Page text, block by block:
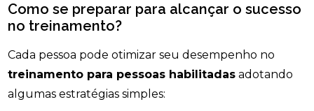
Como se preparar para alcançar o sucesso
no treinamento?
Cada pessoa pode otimizar seu desempenho no
treinamento para pessoas habilitadas adotando
algumas estratégias simples: